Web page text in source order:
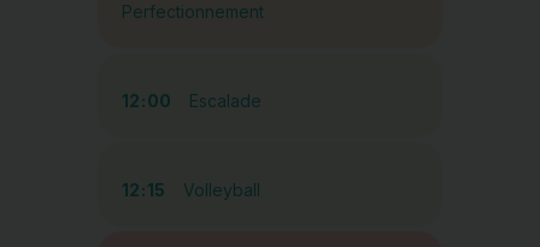
Perfectionnement
12:00 Escalade
12:15 Volleyball